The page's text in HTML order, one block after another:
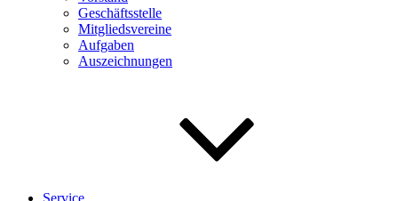
Geschäftsstelle
Mitgliedsvereine
Aufgaben
Auszeichnungen
Service